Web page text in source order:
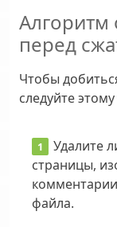
Алгоритм
перед
Чтобы
следуйте
Удалите
страницы,
файла.